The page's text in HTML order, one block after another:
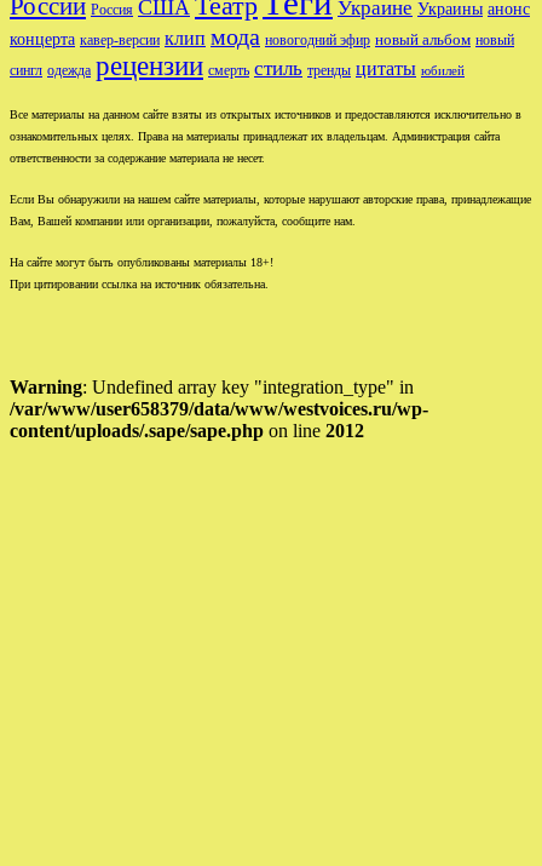
России Россия США Украине Украины анонс
концерта кавер-версии клип мода новогодний эфир новый альбом новый
сингл одежда рецензии смерть стиль тренды цитаты юбилей
Все материалы на данном сайте взяты из открытых источников и предоставляются исключительно в
ознакомительных целях. Права на материалы принадлежат их владельцам. Администрация сайта
ответственности за содержание материала не несет.
Если Вы обнаружили на нашем сайте материалы, которые нарушают авторские права, принадлежащие
Вам, Вашей компании или организации, пожалуйста, сообщите нам.
На сайте могут быть опубликованы материалы 18+!
При цитировании ссылка на источник обязательна.
Warning: Undefined array key "integration_type" in
/var/www/user658379/data/www/westvoices.ru/wp-
content/uploads/.sape/sape.php on line 2012